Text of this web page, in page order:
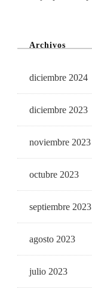
Archivos
diciembre 2024
diciembre 2023
noviembre 2023
octubre 2023
septiembre 2023
agosto 2023
julio 2023